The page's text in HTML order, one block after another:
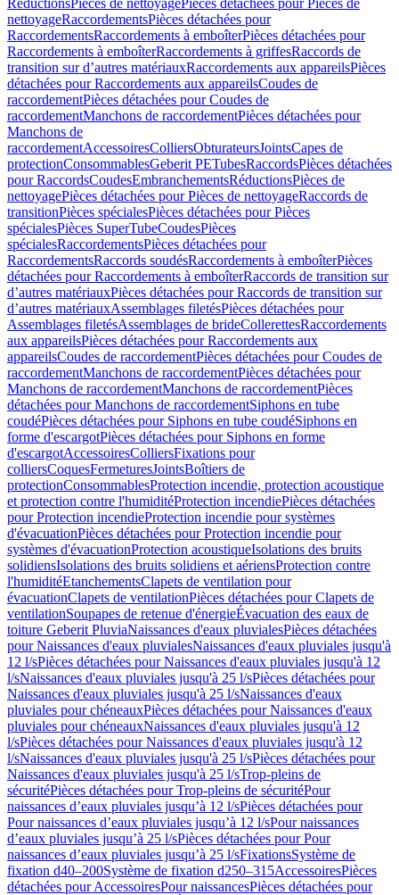
RéductionsPièces de nettoyagePièces détachées pour Pièces de
nettoyageRaccordementsPièces détachées pour
RaccordementsRaccordements à emboîterPièces détachées pour
Raccordements à emboîterRaccordements à griffesRaccords de
transition sur d’autres matériauxRaccordements aux appareilsPièces
détachées pour Raccordements aux appareilsCoudes de
raccordementPièces détachées pour Coudes de
raccordementManchons de raccordementPièces détachées pour
Manchons de
raccordementAccessoiresColliersObturateursJointsCapes de
protectionConsommablesGeberit PETubesRaccordsPièces détachées
pour RaccordsCoudesEmbranchementsRéductionsPièces de
nettoyagePièces détachées pour Pièces de nettoyageRaccords de
transitionPièces spécialesPièces détachées pour Pièces
spécialesPièces SuperTubeCoudesPièces
spécialesRaccordementsPièces détachées pour
RaccordementsRaccords soudésRaccordements à emboîterPièces
détachées pour Raccordements à emboîterRaccords de transition sur
d’autres matériauxPièces détachées pour Raccords de transition sur
d’autres matériauxAssemblages filetésPièces détachées pour
Assemblages filetésAssemblages de brideCollerettesRaccordements
aux appareilsPièces détachées pour Raccordements aux
appareilsCoudes de raccordementPièces détachées pour Coudes de
raccordementManchons de raccordementPièces détachées pour
Manchons de raccordementManchons de raccordementPièces
détachées pour Manchons de raccordementSiphons en tube
coudéPièces détachées pour Siphons en tube coudéSiphons en
forme d'escargotPièces détachées pour Siphons en forme
d'escargotAccessoiresColliersFixations pour
colliersCoquesFermeturesJointsBoîtiers de
protectionConsommablesProtection incendie, protection acoustique
et protection contre l'humiditéProtection incendiePièces détachées
pour Protection incendieProtection incendie pour systèmes
d'évacuationPièces détachées pour Protection incendie pour
systèmes d'évacuationProtection acoustiqueIsolations des bruits
solidiensIsolations des bruits solidiens et aériensProtection contre
l'humiditéEtanchementsClapets de ventilation pour
évacuationClapets de ventilationPièces détachées pour Clapets de
ventilationSoupapes de retenue d'énergieÉvacuation des eaux de
toiture Geberit PluviaNaissances d'eaux pluvialesPièces détachées
pour Naissances d'eaux pluvialesNaissances d'eaux pluviales jusqu'à
12 l/sPièces détachées pour Naissances d'eaux pluviales jusqu'à 12
l/sNaissances d'eaux pluviales jusqu'à 25 l/sPièces détachées pour
Naissances d'eaux pluviales jusqu'à 25 l/sNaissances d'eaux
pluviales pour chéneauxPièces détachées pour Naissances d'eaux
pluviales pour chéneauxNaissances d'eaux pluviales jusqu'à 12
l/sPièces détachées pour Naissances d'eaux pluviales jusqu'à 12
l/sNaissances d'eaux pluviales jusqu'à 25 l/sPièces détachées pour
Naissances d'eaux pluviales jusqu'à 25 l/sTrop-pleins de
sécuritéPièces détachées pour Trop-pleins de sécuritéPour
naissances d’eaux pluviales jusqu’à 12 l/sPièces détachées pour
Pour naissances d’eaux pluviales jusqu’à 12 l/sPour naissances
d’eaux pluviales jusqu’à 25 l/sPièces détachées pour Pour
naissances d’eaux pluviales jusqu’à 25 l/sFixationsSystème de
fixation d40–200Système de fixation d250–315AccessoiresPièces
détachées pour AccessoiresPour naissancesPièces détachées pour